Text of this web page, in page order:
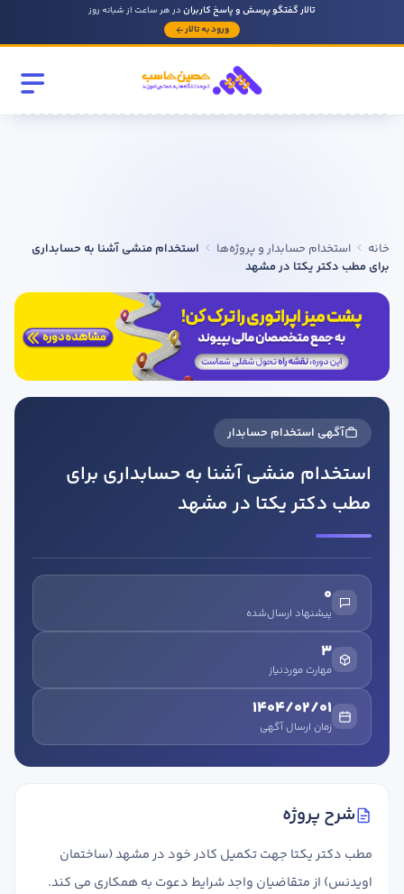
تالار گفتگو پرسش و پاسخ کاربراندر هر ساعت از شبانه روز
ورود به تالار
خانه استخدام حسابدار و پروژه‌ها
استخدام منشی آشنا به حسابداری
برای مطب دکتر یکتا در مشهد
آگهی استخدام حسابدار
استخدام منشی آشنا به حسابداری برای
مطب دکتر یکتا در مشهد
0
پیشنهاد ارسال‌شده
3
مهارت موردنیاز
1404/02/01
زمان ارسال آگهی
شرح پروژه
مطب دکتر یکتا جهت تکمیل کادر خود در مشهد (ساختمان
اویدنس) از متقاضیان واجد شرایط دعوت به همکاری می کند.
روحیه رهبری دارید ؟
بله
خیر
در صورتی که سابقه دارید توضیح مختصر از فعالیتی که در حسابداری
در صورتی که سابقه دارید ، چه مهارت هایی در حسابداری دارید؟
استخدام و شروع کار حسابداری
کار آفرینی
ارتقا به حسابدار حرفه ای